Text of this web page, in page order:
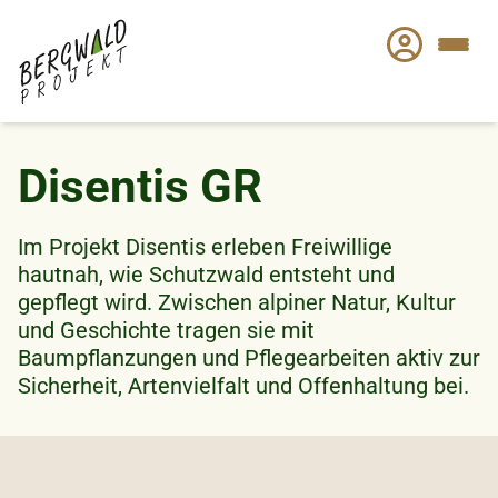
Inhalt
Disentis GR
Im Projekt Disentis erleben Freiwillige
hautnah, wie Schutzwald entsteht und
gepflegt wird. Zwischen alpiner Natur, Kultur
und Geschichte tragen sie mit
Baumpflanzungen und Pflegearbeiten aktiv zur
Sicherheit, Artenvielfalt und Offenhaltung bei.